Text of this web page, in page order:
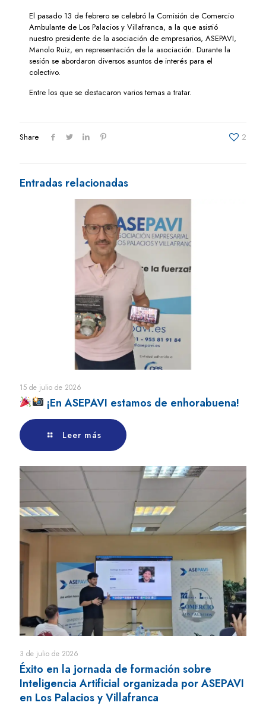
El pasado 13 de febrero se celebró la Comisión de Comercio
Ambulante de Los Palacios y Villafranca, a la que asistió
nuestro presidente de la asociación de empresarios, ASEPAVI,
Manolo Ruiz, en representación de la asociación. Durante la
sesión se abordaron diversos asuntos de interés para el
colectivo.
Entre los que se destacaron varios temas a tratar.
Share 2
Entradas relacionadas
15 de julio de 2026
¡En ASEPAVI estamos de enhorabuena!
Leer más
3 de julio de 2026
Éxito en la jornada de formación sobre
Inteligencia Artificial organizada por ASEPAVI
en Los Palacios y Villafranca